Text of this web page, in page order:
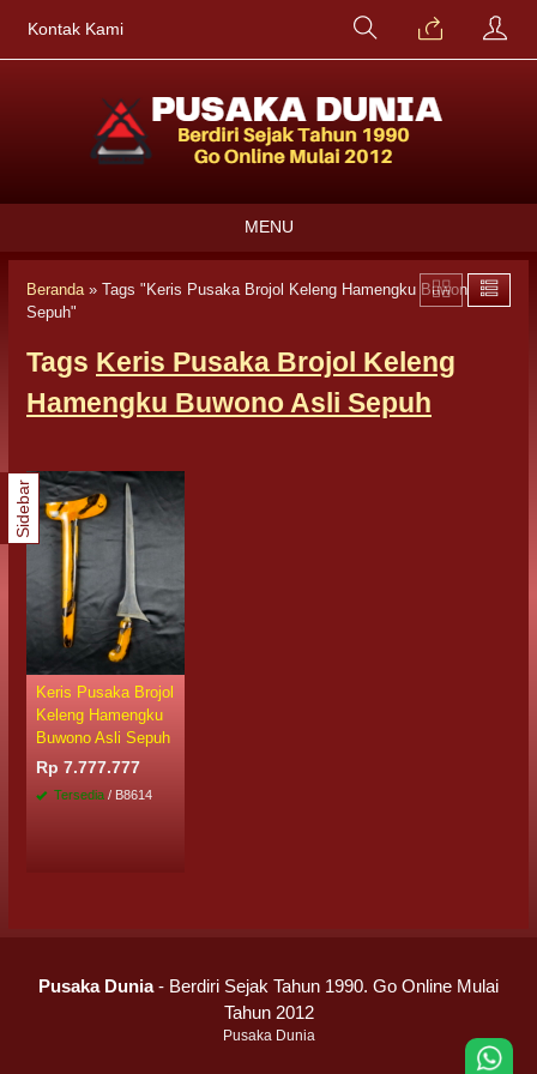
Kontak Kami
MENU
Beranda» Tags "Keris Pusaka Brojol Keleng Hamengku Buwono Asli
Sepuh"
Tags Keris Pusaka Brojol Keleng
Hamengku Buwono Asli Sepuh
Keris Pusaka Brojol
Keleng Hamengku
Buwono Asli Sepuh
Rp 7.777.777
Tersedia / B8614
Sidebar
Pusaka Dunia- Berdiri Sejak Tahun 1990. Go Online Mulai
Tahun 2012
Pusaka Dunia